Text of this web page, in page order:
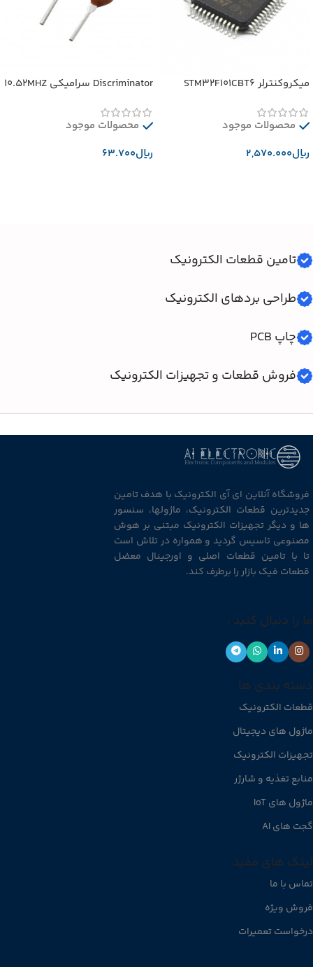
میکروکنترلر STM32F101CBT6
محصولات موجود
﷼
Discriminator سرامیکی 10.52MHZ
محصولات موجود
﷼
تامین قطعات الکترونیک
طراحی بردهای الکترونیک
چاپ PCB
فروش قطعات و تجهیزات الکترونیک
فروشگاه آنلاین ای آی الکترونیک با هدف تامین
جدیدترین قطعات الکترونیک، ماژولها، سنسور
ها و دیگر تجهیزات الکترونیک مبتنی بر هوش
مصنوعی تاسیس گردید و همواره در تلاش است
تا با تامین قطعات اصلی و اورجینال معضل
قطعات فیک بازار را برطرف کند.
ما را دنبال کنید :
دسته بندی ها
قطعات الکترونیک
ماژول های دیجیتال
تجهیزات الکترونیک
منابع تغذیه و شارژر
ماژول های IoT
گجت های AI
لینک های مفید
تماس با ما
فروش ویژه
درخواست تعمیرات